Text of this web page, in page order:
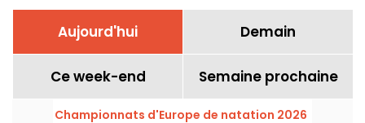
Aujourd'hui Demain
Ce week-end Semaine prochaine
Championnats d'Europe de natation 2026